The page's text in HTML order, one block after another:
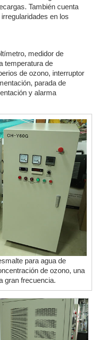
También cuenta
en los
medidor de
temperatura de
de ozono, interruptor
parada de
y alarma
para agua de
de ozono, una
gran frecuencia.